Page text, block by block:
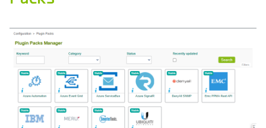
Supervision réseau
Tous
Toutes
Kubernetes
Microsoft 365
Microsoft Azure
All
POURQUOI CENTREON
Notre vision
Bénéfices
Démo Produit
Essai gratuit Centreon Infra Monitoring